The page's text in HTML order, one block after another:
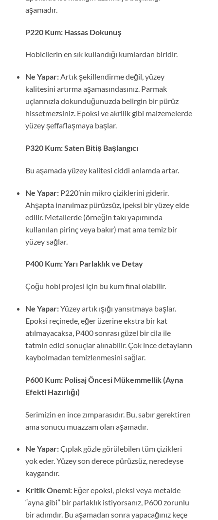
aşamadır.
P220 Kum: Hassas Dokunuş
Hobicilerin en sık kullandığı kumlardan biridir.
Ne Yapar:Artık şekillendirme değil, yüzey
kalitesini artırma aşamasındasınız. Parmak
uçlarınızla dokunduğunuzda belirgin bir pürüz
hissetmezsiniz. Epoksi ve akrilik gibi malzemelerde
yüzey şeffaflaşmaya başlar.
P320 Kum: Saten Bitiş Başlangıcı
Bu aşamada yüzey kalitesi ciddi anlamda artar.
Ne Yapar:P220’nin mikro çiziklerini giderir.
Ahşapta inanılmaz pürüzsüz, ipeksi bir yüzey elde
edilir. Metallerde (örneğin takı yapımında
kullanılan pirinç veya bakır) mat ama temiz bir
yüzey sağlar.
P400 Kum: Yarı Parlaklık ve Detay
Çoğu hobi projesi için bu kum final olabilir.
Ne Yapar:Yüzey artık ışığı yansıtmaya başlar.
Epoksi reçinede, eğer üzerine ekstra bir kat
atılmayacaksa, P400 sonrası güzel bir cila ile
tatmin edici sonuçlar alınabilir. Çok ince detayların
kaybolmadan temizlenmesini sağlar.
P600 Kum: Polisaj Öncesi Mükemmellik (Ayna
Efekti Hazırlığı)
Serimizin en ince zımparasıdır. Bu, sabır gerektiren
ama sonucu muazzam olan aşamadır.
Ne Yapar:Çıplak gözle görülebilen tüm çizikleri
yok eder. Yüzey son derece pürüzsüz, neredeyse
kaygandır.
Kritik Önemi:Eğer epoksi, pleksi veya metalde
“ayna gibi” bir parlaklık istiyorsanız, P600 zorunlu
bir adımdır. Bu aşamadan sonra yapacağınız keçe